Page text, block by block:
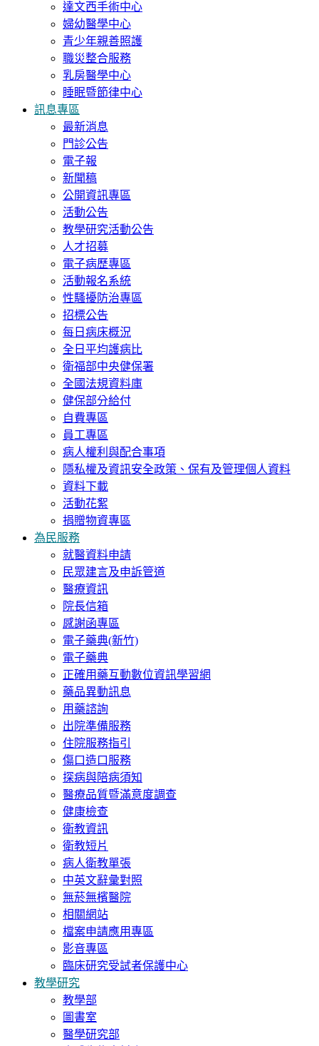
達文西手術中心
婦幼醫學中心
青少年親善照護
職災整合服務
乳房醫學中心
睡眠暨節律中心
訊息專區
最新消息
門診公告
電子報
新聞稿
公開資訊專區
活動公告
教學研究活動公告
人才招募
電子病歷專區
活動報名系統
性騷擾防治專區
招標公告
每日病床概況
全日平均護病比
衛福部中央健保署
全國法規資料庫
健保部分給付
自費專區
員工專區
病人權利與配合事項
隱私權及資訊安全政策、保有及管理個人資料
資料下載
活動花絮
捐贈物資專區
為民服務
就醫資料申請
民眾建言及申訴管道
醫療資訊
院長信箱
感謝函專區
電子藥典(新竹)
電子藥典
正確用藥互動數位資訊學習網
藥品異動訊息
用藥諮詢
出院準備服務
住院服務指引
傷口造口服務
探病與陪病須知
醫療品質暨滿意度調查
健康檢查
衛教資訊
衛教短片
病人衛教單張
中英文辭彙對照
無菸無檳醫院
相關網站
檔案申請應用專區
影音專區
臨床研究受試者保護中心
教學研究
教學部
圖書室
醫學研究部